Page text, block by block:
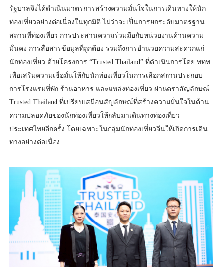
รัฐบาลจึงได้ดำเนินมาตรการสร้างความมั่นใจในการเดินทางให้นัก
ท่องเที่ยวอย่างต่อเนื่องในทุกมิติ ไม่ว่าจะเป็นการยกระดับมาตรฐาน
สถานที่ท่องเที่ยว การประสานความร่วมมือกับหน่วยงานด้านความ
มั่นคง การสื่อสารข้อมูลที่ถูกต้อง รวมถึงการอำนวยความสะดวกแก่
นักท่องเที่ยว ด้วยโครงการ “Trusted Thailand” ที่ดำเนินการโดย ททท.
เพื่อเสริมความเชื่อมั่นให้กับนักท่องเที่ยวในการเลือกสถานประกอบ
การโรงแรมที่พัก ร้านอาหาร และแหล่งท่องเที่ยว ผ่านตราสัญลักษณ์
Trusted Thailand ที่เปรียบเสมือนสัญลักษณ์ที่สร้างความมั่นใจในด้าน
ความปลอดภัยของนักท่องเที่ยวให้กลับมาเดินทางท่องเที่ยว
ประเทศไทยอีกครั้ง โดยเฉพาะในกลุ่มนักท่องเที่ยวจีนให้เกิดการเดิน
ทางอย่างต่อเนื่อง